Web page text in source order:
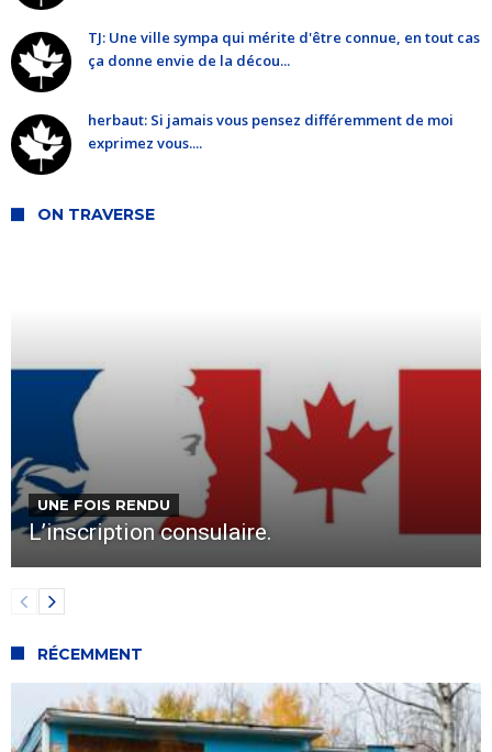
TJ: Une ville sympa qui mérite d'être connue, en tout cas
ça donne envie de la décou...
herbaut: Si jamais vous pensez différemment de moi
exprimez vous....
ON TRAVERSE
UNE FOIS RENDU
L’inscription consulaire.
RÉCEMMENT